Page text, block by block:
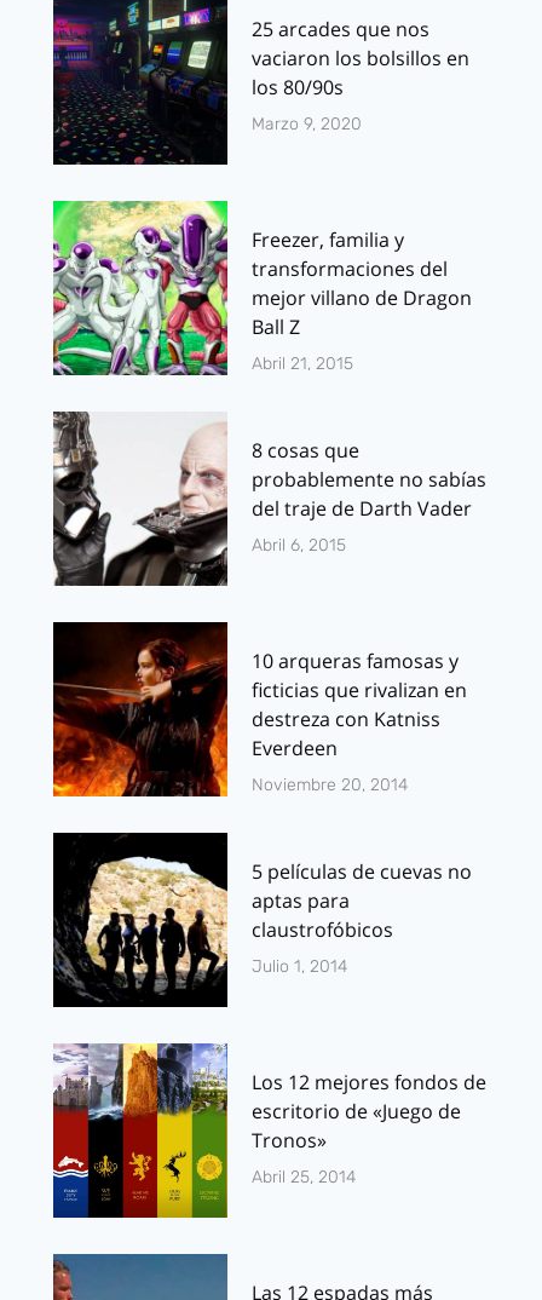
25 arcades que nos
vaciaron los bolsillos en
los 80/90s
Marzo 9, 2020
Freezer, familia y
transformaciones del
mejor villano de Dragon
Ball Z
Abril 21, 2015
8 cosas que
probablemente no sabías
del traje de Darth Vader
Abril 6, 2015
10 arqueras famosas y
ficticias que rivalizan en
destreza con Katniss
Everdeen
Noviembre 20, 2014
5 películas de cuevas no
aptas para
claustrofóbicos
Julio 1, 2014
Los 12 mejores fondos de
escritorio de «Juego de
Tronos»
Abril 25, 2014
Las 12 espadas más